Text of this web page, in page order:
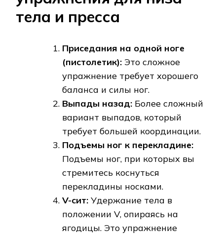
тела и пресса
Приседания на одной ноге
(пистолетик): Это сложное
упражнение требует хорошего
баланса и силы ног.
Выпады назад: Более сложный
вариант выпадов, который
требует большей координации.
Подъемы ног к перекладине:
Подъемы ног, при которых вы
стремитесь коснуться
перекладины носками.
V-сит: Удержание тела в
положении V, опираясь на
ягодицы. Это упражнение